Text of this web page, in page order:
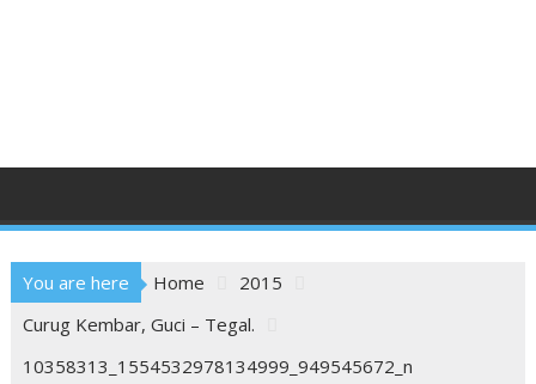
You are here Home
2015
Curug Kembar, Guci – Tegal.
10358313_1554532978134999_949545672_n